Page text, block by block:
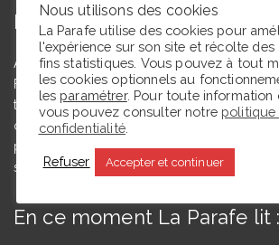
L’autrice
Agrégée de lettres modernes et docteure en
Floriane Toussaint est maîtresse de
théâtrales à l’Université de Caen
comité du Syndicat de la critique. Ce blog,
pour but de partager des expériences de
spectatrice.
En ce moment La Parafe lit :
Nous utilisons des cookies
La Parafe utilise des cookies pour
l'expérience sur son site et récolte des
fins statistiques. Vous pouvez à tout
les cookies optionnels au
les paramétrer. Pour toute information
vous pouvez consulter notre politique
confidentialité.
Refuser Accepter et continuer